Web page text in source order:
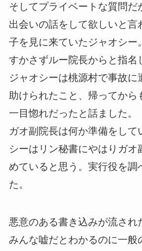
そしてプライベートな質問だ
出会いの話をして欲しいと言
子を見に来ていたジャオシー
すかさずルー院長からと指名
ジャオシーは桃源村で事故に
助けられたこと、帰ってから
一目惚れだったと話ました。
ガオ副院長は何か準備をして
シーはリン秘書にやはりガオ
めていると思う。実行役を調
た。
悪意のある書き込みが流され
みんな嘘だとわかるのに一般